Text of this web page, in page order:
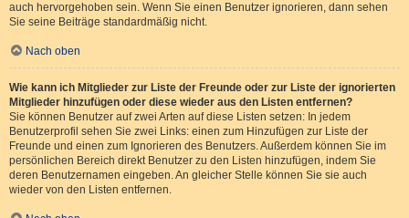
auch hervorgehoben sein. Wenn Sie einen Benutzer ignorieren, dann sehen
Sie seine Beiträge standardmäßig nicht.
Nach oben
Wie kann ich Mitglieder zur Liste der Freunde oder zur Liste der ignorierten
Mitglieder hinzufügen oder diese wieder aus den Listen entfernen?
Sie können Benutzer auf zwei Arten auf diese Listen setzen: In jedem
Benutzerprofil sehen Sie zwei Links: einen zum Hinzufügen zur Liste der
Freunde und einen zum Ignorieren des Benutzers. Außerdem können Sie im
persönlichen Bereich direkt Benutzer zu den Listen hinzufügen, indem Sie
deren Benutzernamen eingeben. An gleicher Stelle können Sie sie auch
wieder von den Listen entfernen.